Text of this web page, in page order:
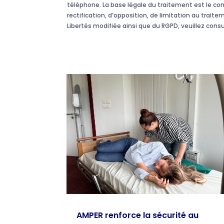
téléphone. La base légale du traitement est le
rectification, d’opposition, de limitation au
Libertés modifiée ainsi que du RGPD, veuillez
AMPER renforce la sécurité au